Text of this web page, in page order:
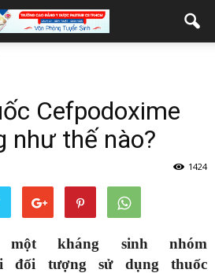
Cefpodoxime
như thế nào?
1424
một kháng sinh nhóm
đối tượng sử dụng thuốc